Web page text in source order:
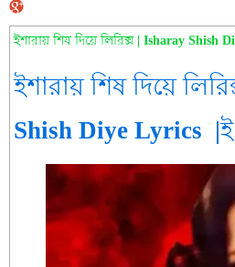
ইশারায় শিষ দিয়ে লিরিক্স | Isharay Shish
ইশারায় শিষ দিয়ে
Shish Diye Lyrics |ই